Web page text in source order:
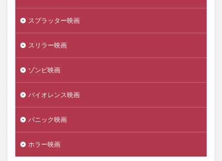
スプラッター映画
スリラー映画
ゾンビ映画
バイオレンス映画
パニック映画
ホラー映画